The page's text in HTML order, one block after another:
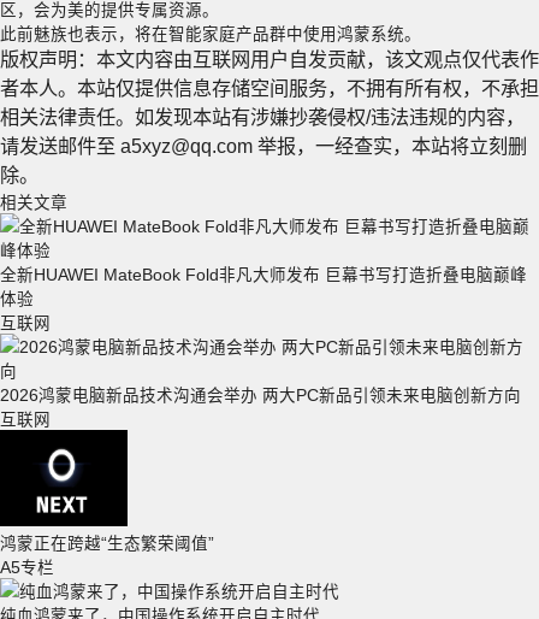
区，会为美的提供专属资源。
此前魅族也表示，将在智能家庭产品群中使用鸿蒙系统。
版权声明：本文内容由互联网用户自发贡献，该文观点仅代表作
者本人。本站仅提供信息存储空间服务，不拥有所有权，不承担
相关法律责任。如发现本站有涉嫌抄袭侵权/违法违规的内容，
请发送邮件至 a5xyz@qq.com 举报，一经查实，本站将立刻删
除。
相关文章
全新HUAWEI MateBook Fold非凡大师发布 巨幕书写打造折叠电脑巅峰
体验
互联网
2026鸿蒙电脑新品技术沟通会举办 两大PC新品引领未来电脑创新方向
互联网
鸿蒙正在跨越“生态繁荣阈值”
A5专栏